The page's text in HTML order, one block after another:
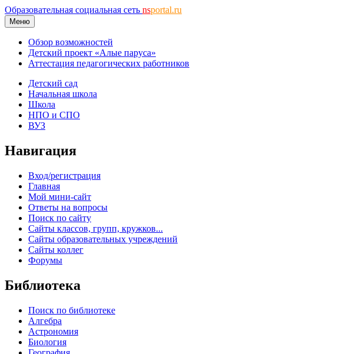
Образовательная социальная сеть nsportal.ru
Меню
Обзор возможностей
Детский проект «Алые паруса»
Аттестация педагогических работников
Детский сад
Начальная школа
Школа
НПО и СПО
ВУЗ
Навигация
Вход/регистрация
Главная
Мой мини-сайт
Ответы на вопросы
Поиск по сайту
Сайты классов, групп, кружков...
Сайты образовательных учреждений
Сайты коллег
Форумы
Библиотека
Поиск по библиотеке
Алгебра
Астрономия
Биология